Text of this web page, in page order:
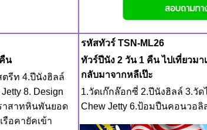
น
ตรีท 4.ปีนังฮิลล์
8. Design
าสาทหินพันยอด
รือคายัคเข้า
รหัสทัวร์ TSN-ML26
ทัวร์ปีนัง 2 วัน 1 คืน ไปเที่ยวม
กลับมาจากหลีเป๊ะ
1.วัดเก๊กล๊อกซี่ 2.ปีนังฮิลล์ 3.วั
Chew Jetty 6.ป้อมปืนคอนวอลิ